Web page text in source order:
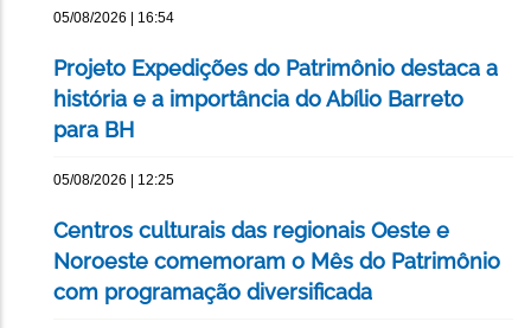
05/08/2026 | 16:54
Projeto Expedições do Patrimônio destaca a
história e a importância do Abílio Barreto
para BH
05/08/2026 | 12:25
Centros culturais das regionais Oeste e
Noroeste comemoram o Mês do Patrimônio
com programação diversificada